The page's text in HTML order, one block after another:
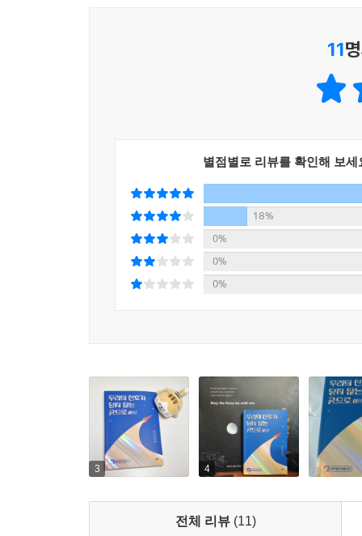
애쓰지만, 아무리 노력해도 세상은 쉽지 않고, 어
모습으로 이뤄질까? 작가는 현실에 발을 디딘 채
작가의 말
★ 우주로 무언가를 쏘아 올리는 과정은 인간이
수밖에 없습니다. _이산화
★ 로켓이라는 단어를 보자마자 나는 탈출 속도를
11
별점별로 리뷰를 확인해 보세
18%
0%
0%
0%
3 4
전체 리뷰 (11)